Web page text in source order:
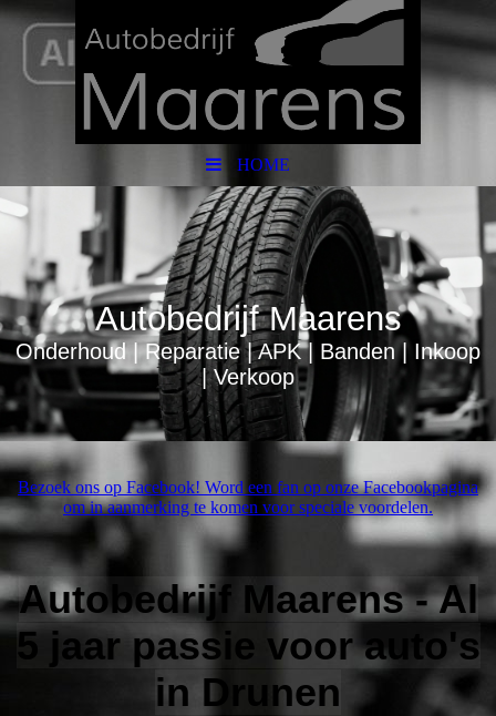
HOME
Autobedrijf Maarens
Onderhoud | Reparatie | APK | Banden | Inkoop
| Verkoop
Bezoek ons op Facebook! Word een fan op onze Facebookpagina
om in aanmerking te komen voor speciale voordelen.
Autobedrijf Maarens - Al
5 jaar passie voor auto's
in Drunen